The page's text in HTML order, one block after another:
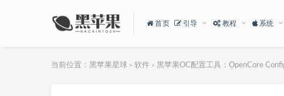
首页 引导 教程 系统
当前位置： 黑苹果星球 > 软件 > 黑苹果OC配置工具：OpenCore